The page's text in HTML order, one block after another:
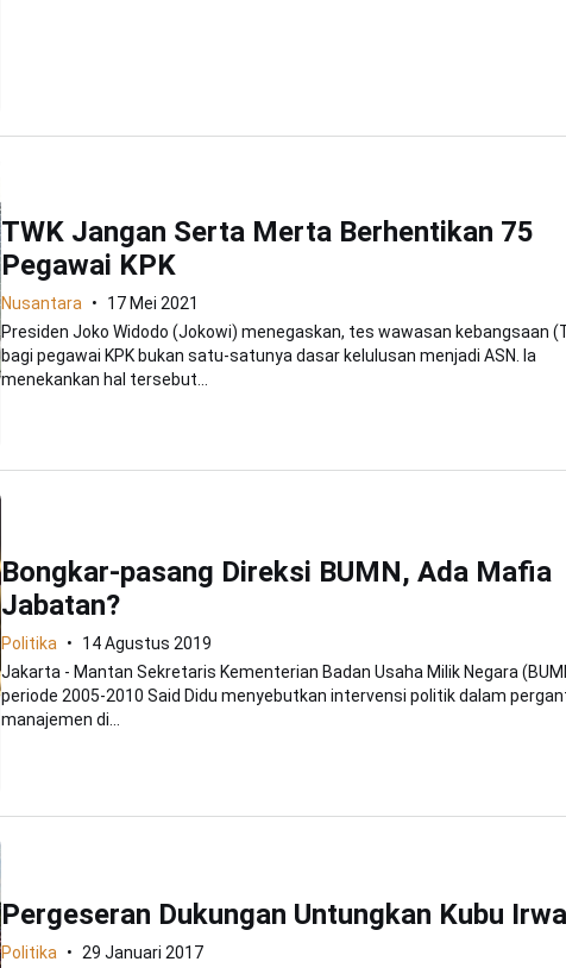
TWK Jangan Serta Merta Berhentikan 75
Pegawai KPK
Nusantara
17 Mei 2021
Presiden Joko Widodo (Jokowi) menegaskan, tes wawasan kebangsaan
bagi pegawai KPK bukan satu-satunya dasar kelulusan menjadi ASN. Ia
menekankan hal tersebut...
Bongkar-pasang Direksi BUMN, Ada Mafia
Jabatan?
Politika
14 Agustus 2019
Jakarta - Mantan Sekretaris Kementerian Badan Usaha Milik Negara
periode 2005-2010 Said Didu menyebutkan intervensi politik dalam
manajemen di...
Pergeseran Dukungan Untungkan Kubu
Politika 29 Januari 2017